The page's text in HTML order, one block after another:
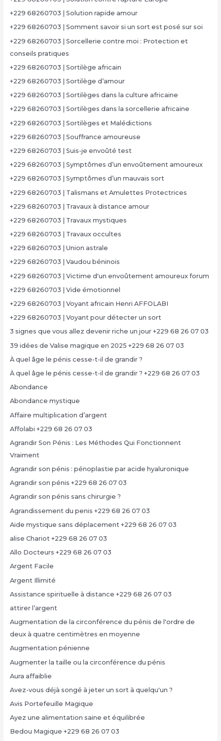
+229 68260703 | Solution rapide amour
+229 68260703 | Somment savoir si un sort est posé sur soi
+229 68260703 | Sorcellerie contre moi : Protection et
conseils pratiques
+229 68260703 | Sortilège africain
+229 68260703 | Sortilège d’amour
+229 68260703 | Sortilèges dans la culture africaine
+229 68260703 | Sortilèges dans la sorcellerie africaine
+229 68260703 | Sortilèges et Malédictions
+229 68260703 | Souffrance amoureuse
+229 68260703 | Suis-je envoûté test
+229 68260703 | Symptômes d’un envoûtement amoureux
+229 68260703 | Symptômes d’un mauvais sort
+229 68260703 | Talismans et Amulettes Protectrices
+229 68260703 | Travaux à distance amour
+229 68260703 | Travaux mystiques
+229 68260703 | Travaux occultes
+229 68260703 | Union astrale
+229 68260703 | Vaudou béninois
+229 68260703 | Victime d'un envoûtement amoureux forum
+229 68260703 | Vide émotionnel
+229 68260703 | Voyant africain Henri AFFOLABI
+229 68260703 | Voyant pour détecter un sort
3 signes que vous allez devenir riche un jour +229 68 26 07 03
39 idées de Valise magique en 2025 +229 68 26 07 03
À quel âge le pénis cesse-t-il de grandir ?
À quel âge le pénis cesse-t-il de grandir ? +229 68 26 07 03
Abondance
Abondance mystique
Affaire multiplication d’argent
Affolabi +229 68 26 07 03
Agrandir Son Pénis : Les Méthodes Qui Fonctionnent
Vraiment
Agrandir son pénis : pénoplastie par acide hyaluronique
Agrandir son pénis +229 68 26 07 03
Agrandir son pénis sans chirurgie ?
Agrandissement du penis +229 68 26 07 03
Aide mystique sans déplacement +229 68 26 07 03
alise Chariot +229 68 26 07 03
Allo Docteurs +229 68 26 07 03
Argent Facile
Argent Illimité
Assistance spirituelle à distance +229 68 26 07 03
attirer l’argent
Augmentation de la circonférence du pénis de l'ordre de
deux à quatre centimètres en moyenne
Augmentation pénienne
Augmenter la taille ou la circonférence du pénis
Aura affaiblie
Avez-vous déjà songé à jeter un sort à quelqu'un ?
Avis Portefeuille Magique
Ayez une alimentation saine et équilibrée
Bedou Magique +229 68 26 07 03